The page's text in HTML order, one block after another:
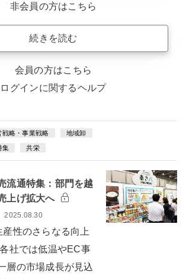
非会員の方はこちら
続きを読む
会員の方はこちら
ログインに関するヘルプ
戦略・事業戦略 地域卸
集 共栄
流通特集：部門を越
上げ拡大へ
2025.08.30
性のさらなる向上
社では低温やEC事
層の市場成長が見込